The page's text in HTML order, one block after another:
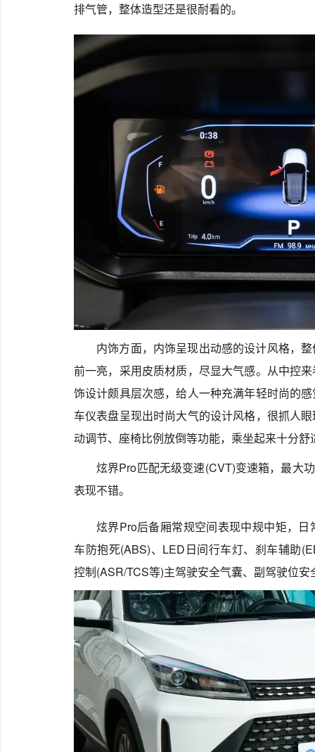
排气管，整体造型还是很耐看的。
内饰方面，内饰呈现出动感的设计风格，
前一亮，采用皮质材质，尽显大气感。从中控
饰设计颇具层次感，给人一种充满年轻时尚的
车仪表盘呈现出时尚大气的设计风格，很抓人
动调节、座椅比例放倒等功能，乘坐起来十分舒
炫界Pro匹配无级变速(CVT)变速箱，最大
表现不错。
炫界Pro后备厢常规空间表现中规中矩，
车防抱死(ABS)、LED日间行车灯、刹车辅助
控制(ASR/TCS等)主驾驶安全气囊、副驾驶位